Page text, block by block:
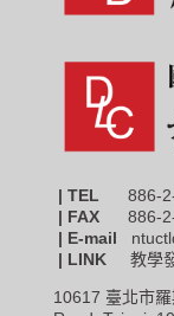
| TEL 886-2-
| FAX
886-
| E-mail
| LINK 教學
10617 臺北市